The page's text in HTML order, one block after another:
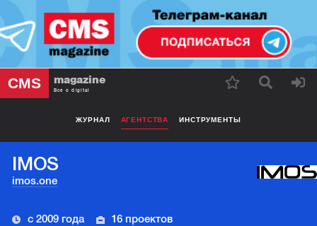
CMS magazine
Все о digital
ЖУРНАЛ АГЕНТСТВА ИНСТРУМЕНТЫ
IMOS
imos.one
с 2009 года
16 проектов